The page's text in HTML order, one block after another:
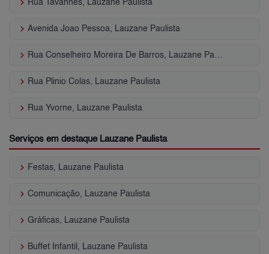
Rua Tavannes, Lauzane Paulista
keyboard_arrow_right Avenida Joao Pessoa, Lauzane Paulista
keyboard_arrow_right
keyboard_arrow_right Rua Plinio Colas, Lauzane Paulista
keyboard_arrow_right Rua Yvorne, Lauzane Paulista
Serviços em destaque Lauzane Paulista
keyboard_arrow_right Festas, Lauzane Paulista
keyboard_arrow_right Comunicação, Lauzane Paulista
keyboard_arrow_right Gráficas, Lauzane Paulista
keyboard_arrow_right Buffet Infantil, Lauzane Paulista